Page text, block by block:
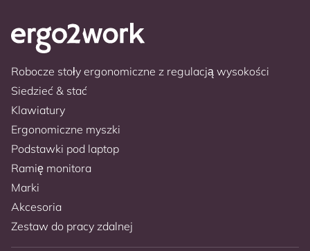
Robocze stoły ergonomiczne z regulacją wysokości
Siedzieć & stać
Klawiatury
Ergonomiczne myszki
Podstawki pod laptop
Ramię monitora
Marki
Akcesoria
Zestaw do pracy zdalnej